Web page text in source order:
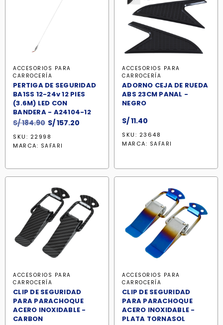
ACCESORIOS PARA
CARROCERÍA
PERTIGA DE SEGURIDAD
BA1SS 12-24v 12 PIES
(3.6M) LED CON
BANDERA - A24104-12
S/184.90 El
precio
original
S/157.20
SKU: 22998
MARCA: SAFARI
ACCESORIOS PARA
CARROCERÍA
ADORNO CEJA DE RUEDA
ABS 23CM PANAL -
NEGRO
S/11.40
SKU: 23648
MARCA: SAFARI
ACCESORIOS PARA
CARROCERÍA
CLIP DE SEGURIDAD
PARA PARACHOQUE
ACERO INOXIDABLE -
CARBON
ACCESORIOS PARA
CARROCERÍA
CLIP DE SEGURIDAD
PARA PARACHOQUE
ACERO INOXIDABLE -
PLATA TORNASOL